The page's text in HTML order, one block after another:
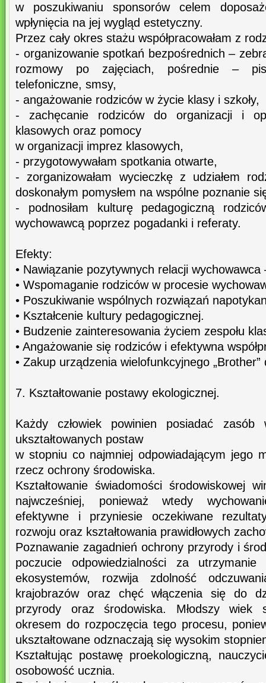
w poszukiwaniu sponsorów celem
wpłynięcia na jej wygląd estetyczny.
Przez cały okres stażu współpracowałam z
- organizowanie spotkań bezpośrednich –
rozmowy po zajęciach, pośrednie –
telefoniczne, smsy,
- angażowanie rodziców w życie klasy i szkoły,
- zachęcanie rodziców do organizacji i
klasowych oraz pomocy
w organizacji imprez klasowych,
- przygotowywałam spotkania otwarte,
- zorganizowałam wycieczkę z udziałem
doskonałym pomysłem na wspólne poznanie
- podnosiłam kulturę pedagogiczną
wychowawcą poprzez pogadanki i referaty.
Efekty:
• Nawiązanie pozytywnych relacji wychowawca
• Wspomaganie rodziców w procesie
• Poszukiwanie wspólnych rozwiązań
• Kształcenie kultury pedagogicznej.
• Budzenie zainteresowania życiem zespołu
• Angażowanie się rodziców i efektywna
• Zakup urządzenia wielofunkcyjnego „Brother”
7. Kształtowanie postawy ekologicznej.
Każdy człowiek powinien posiadać zasób
ukształtowanych postaw
w stopniu co najmniej odpowiadającym jego
rzecz ochrony środowiska.
Kształtowanie świadomości środowiskowej
najwcześniej, ponieważ wtedy
efektywne i przyniesie oczekiwane
rozwoju oraz kształtowania prawidłowych
Poznawanie zagadnień ochrony przyrody i
poczucie odpowiedzialności za utrzymanie
ekosystemów, rozwija zdolność
krajobrazów oraz chęć włączenia się do
przyrody oraz środowiska. Młodszy wiek
okresem do rozpoczęcia tego procesu,
ukształtowane odznaczają się wysokim
Kształtując postawę proekologiczną,
osobowość ucznia.